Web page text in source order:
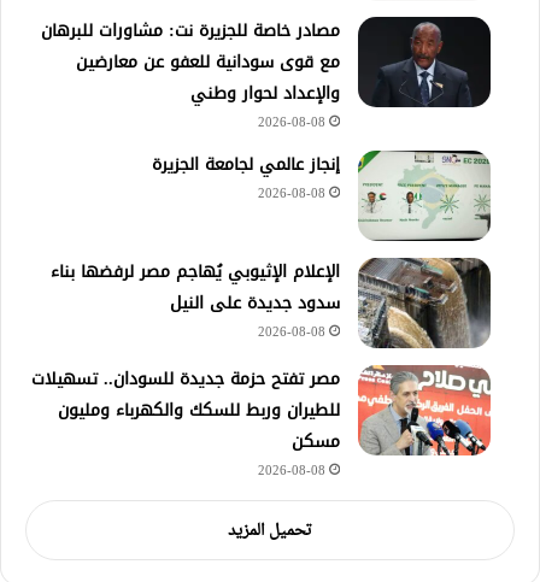
مصادر خاصة للجزيرة نت: مشاورات للبرهان
مع قوى سودانية للعفو عن معارضين
والإعداد لحوار وطني
2026-08-08
إنجاز عالمي لجامعة الجزيرة
2026-08-08
الإعلام الإثيوبي يُهاجم مصر لرفضها بناء
سدود جديدة على النيل
2026-08-08
مصر تفتح حزمة جديدة للسودان.. تسهيلات
للطيران وربط للسكك والكهرباء ومليون
مسكن
2026-08-08
تحميل المزيد